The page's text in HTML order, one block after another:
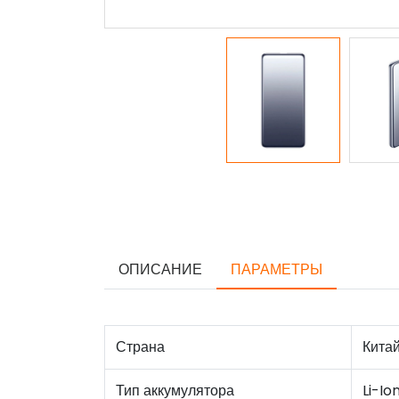
ОПИСАНИЕ ПАРАМЕТРЫ
Страна
Тип аккумулятора Li-